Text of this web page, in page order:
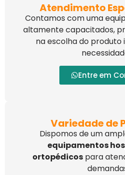
Atendimento
Contamos com uma
altamente capacitados,
na escolha do produto
Entre em
Variedade de
Dispomos de um
equipamentos
ortopédicos para